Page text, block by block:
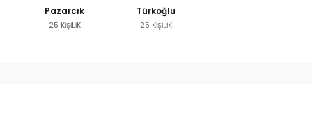
Pazarcık
25 KİŞİLİK
Türkoğlu
25 KİŞİLİK